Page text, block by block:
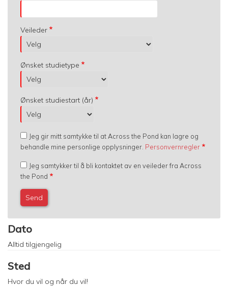
Veileder
Ønsket studietype
Ønsket studiestart (år)
Jeg gir mitt samtykke til at Across the Pond kan lagre og
behandle mine personlige opplysninger. Personvernregler
Jeg samtykker til å bli kontaktet av en veileder fra Across
the Pond
Dato
Alltid tilgjengelig
Sted
Hvor du vil og når du vil!